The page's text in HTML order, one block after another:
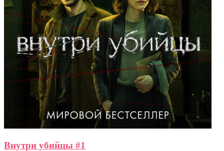
Внутри убийцы #1